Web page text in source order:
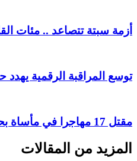
أزمة سبتة تتصاعد .. مئات
توسع المراقبة الرقمية يهدد
مقتل 17 مهاجرا في مأساة بحرية جديدة قبالة إسبانيا
المزيد من المقالات